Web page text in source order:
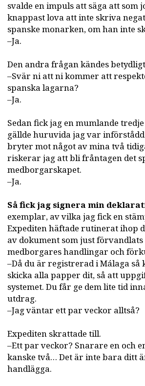
svalde en impuls att säga att som
knappast lova att inte skriva
spanske monarken, om han inte
–Ja.
Den andra frågan kändes
–Svär ni att ni kommer att
spanska lagarna?
–Ja.
Sedan fick jag en mumlande
gällde huruvida jag var
bryter mot något av mina två
riskerar jag att bli fråntagen det
medborgarskapet.
–Ja.
Så fick jag signera min
exemplar, av vilka jag fick en
Expediten häftade rutinerat ihop
av dokument som just
medborgares handlingar och
–Då du är registrerad i Málaga så
skicka alla papper dit, så att
systemet. Du får ge dem lite tid
utdrag.
–Jag väntar ett par veckor alltså?
Expediten skrattade till.
–Ett par veckor? Snarare en och
kanske två… Det är inte bara ditt
handlägga.